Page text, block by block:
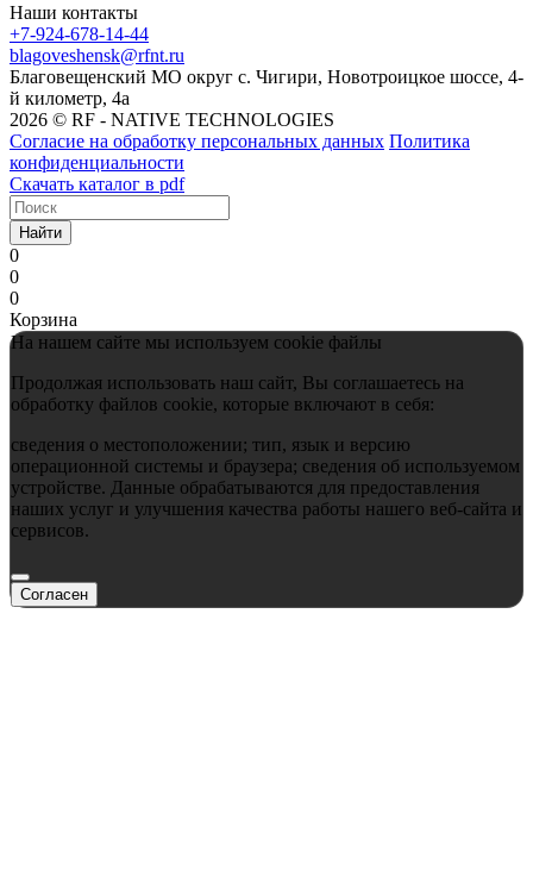
Наши контакты
+7-924-678-14-44‬
blagoveshensk@rfnt.ru
Благовещенский МО округ с. Чигири, Новотроицкое шоссе, 4-
й километр, 4а
2026 © RF - NATIVE TECHNOLOGIES
Согласие на обработку персональных данных Политика
конфиденциальности
Скачать каталог в pdf
Найти
0
0
0
Корзина
На нашем сайте мы используем cookie файлы
Продолжая использовать наш сайт, Вы соглашаетесь на
обработку файлов cookie, которые включают в себя:
сведения о местоположении; тип, язык и версию
операционной системы и браузера; сведения об используемом
устройстве. Данные обрабатываются для предоставления
наших услуг и улучшения качества работы нашего веб-сайта и
сервисов.
Согласен